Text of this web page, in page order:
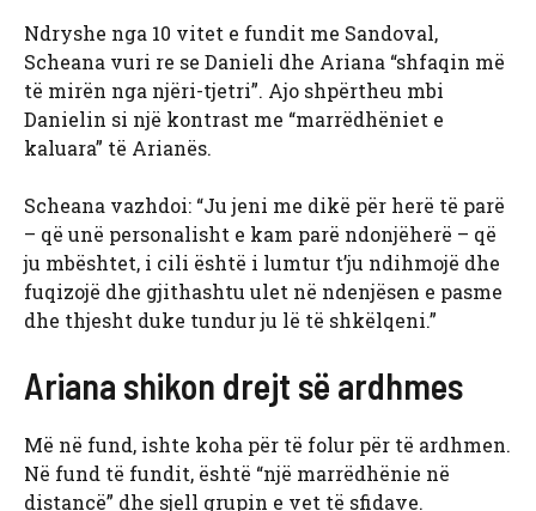
Ndryshe nga 10 vitet e fundit me Sandoval,
Scheana vuri re se Danieli dhe Ariana “shfaqin më
të mirën nga njëri-tjetri”. Ajo shpërtheu mbi
Danielin si një kontrast me “marrëdhëniet e
kaluara” të Arianës.
Scheana vazhdoi: “Ju jeni me dikë për herë të parë
– që unë personalisht e kam parë ndonjëherë – që
ju mbështet, i cili është i lumtur t’ju ndihmojë dhe
fuqizojë dhe gjithashtu ulet në ndenjësen e pasme
dhe thjesht duke tundur ju lë të shkëlqeni.”
Ariana shikon drejt së ardhmes
Më në fund, ishte koha për të folur për të ardhmen.
Në fund të fundit, është “një marrëdhënie në
distancë” dhe sjell grupin e vet të sfidave.